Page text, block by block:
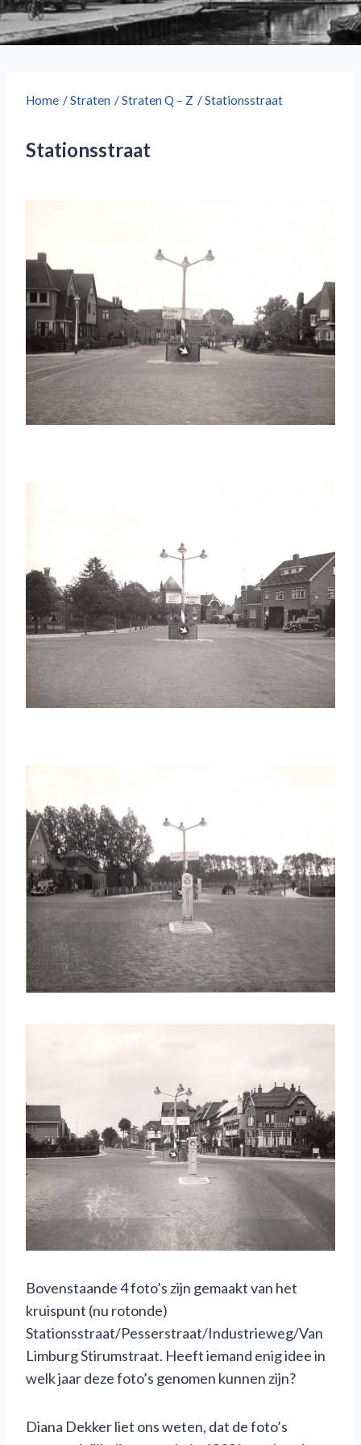
Home /Straten /Straten Q – Z /Stationsstraat
Stationsstraat
Bovenstaande 4 foto’s zijn gemaakt van het
kruispunt (nu rotonde)
Stationsstraat/Pesserstraat/Industrieweg/Van
Limburg Stirumstraat. Heeft iemand enig idee in
welk jaar deze foto’s genomen kunnen zijn?
Diana Dekker liet ons weten, dat de foto’s